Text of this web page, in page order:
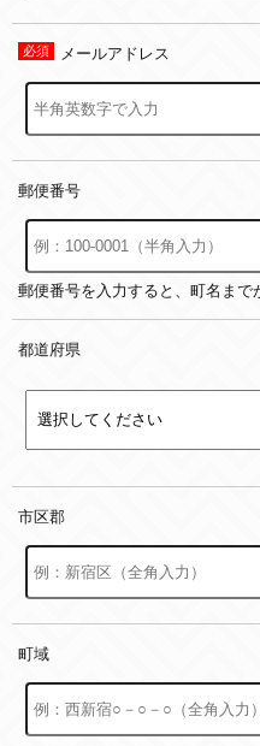
メールアドレス
郵便番号
郵便番号を入力すると、町名まで
都道府県
市区郡
町域